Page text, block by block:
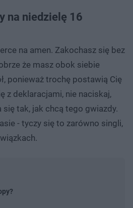
na niedzielę 16
na amen. Zakochasz się bez
że masz obok siebie
ponieważ trochę postawią Cię
z deklaracjami, nie naciskaj,
się tak, jak chcą tego gwiazdy.
- tyczy się to zarówno singli,